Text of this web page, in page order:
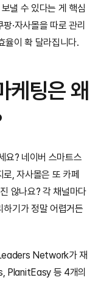
낼 수 있다는 게 핵심
·자사몰을 따로 관리
율이 확 달라집니다.
케팅은 왜
요? 네이버 스마트스
, 자사몰은 또 카페
않나요? 각 채널마다
기가 정말 어렵거든
Network가 재
PlanitEasy 등 4개의